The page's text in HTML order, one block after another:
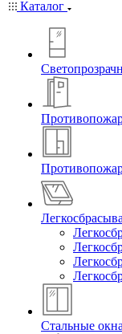
Каталог
Стальные окна